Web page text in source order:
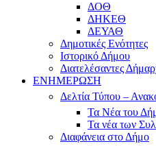
ΔΟΘ
ΔΗΚΕΘ
ΔΕΥΑΘ
Δημοτικές Ενότητες
Ιστορικό Δήμου
Διατελέσαντες
ΕΝΗΜΕΡΩΣΗ
Δελτία Τύπου –
Τα Νέα του
Τα νέα των
Διαφάνεια στο Δήμο